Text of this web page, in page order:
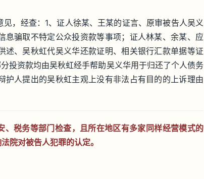
，经查：1、证人徐某、王某的证言、原审被告人吴义
骗取不特定公众投资款等事项；证人林某、余某、应
、吴秋虹代吴义华还款证明、相关银行汇款单据等证
投资款均由吴秋虹经手帮助吴义华用于归还了个人债务
人提出的吴秋虹主观上没有非法占有目的的上诉理由
税务等部门检查，且所在地区有多家同样经营模式的
院对被告人犯罪的认定。